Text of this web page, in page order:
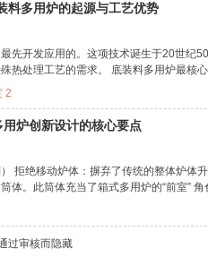
料多用炉的起源与工艺优势
先开发应用的。这项技术诞生于20世纪
热处理工艺的需求。 底装料多用炉最核
2
炉创新设计的核心要点
拒绝移动炉体：摒弃了传统的整体炉体
体。此筒体充当了箱式多用炉的“前室”
过审核而隐藏